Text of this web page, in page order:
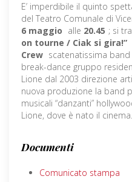
E’ imperdibile il quinto
del Teatro Comunale di
6 maggio alle 20.45 ; si
on tourne / Ciak si gira!”
Crew scatenatissima
break-dance gruppo
Lione dal 2003 direzione
nuova produzione la band
musicali “danzanti”
Lione, dove è nato il cinema.
Documenti
Comunicato stampa